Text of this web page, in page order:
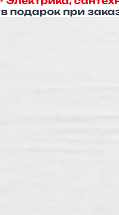
в подарок при